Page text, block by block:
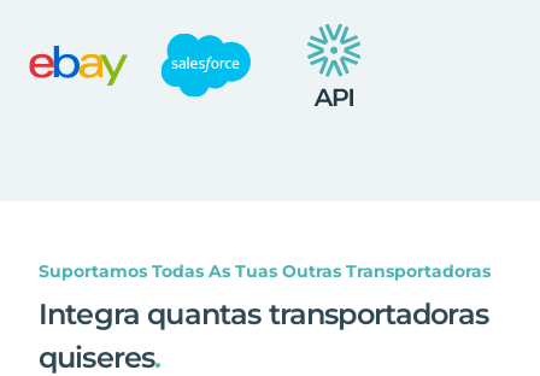
Suportamos Todas As Tuas Outras Transportadoras
Integra quantas transportadoras
quiseres.